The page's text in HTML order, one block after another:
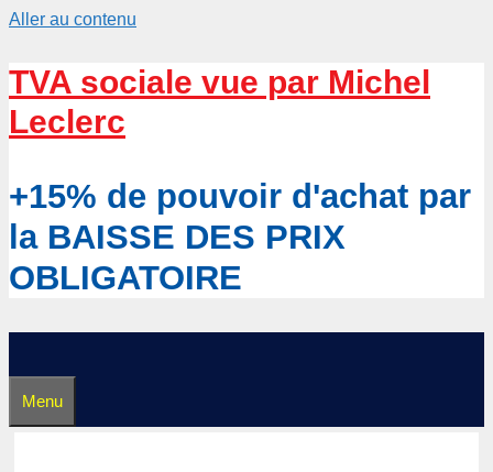
Aller au contenu
TVA sociale vue par Michel
Leclerc
+15% de pouvoir d'achat par
la BAISSE DES PRIX
OBLIGATOIRE
Menu